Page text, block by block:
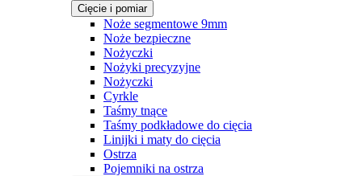
Cięcie i pomiar
Noże segmentowe 9mm
Noże bezpieczne
Nożyczki
Nożyki precyzyjne
Nożyczki
Cyrkle
Taśmy tnące
Taśmy podkładowe do cięcia
Linijki i maty do cięcia
Ostrza
Pojemniki na ostrza